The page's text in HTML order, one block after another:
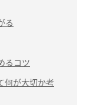
る
るコツ
何が大切か考